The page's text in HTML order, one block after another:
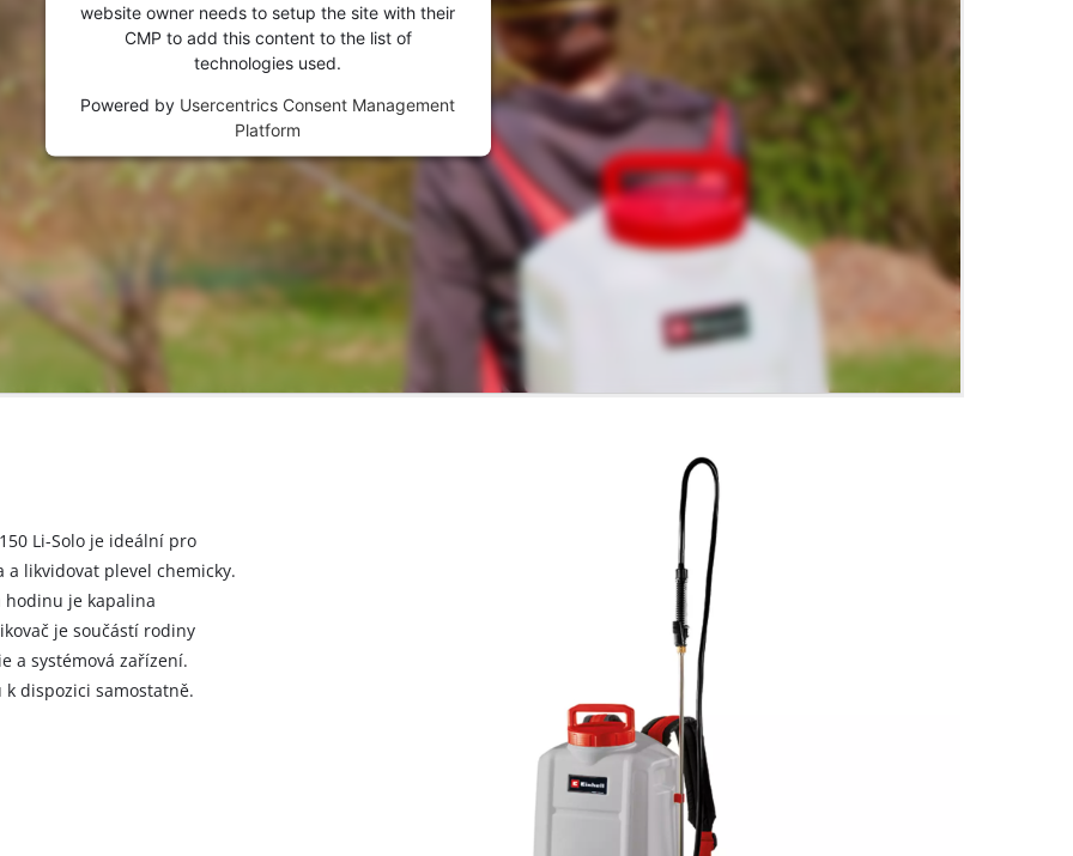
website owner needs to setup the site with their
CMP to add this content to the list of
technologies used.
Powered by Usercentrics Consent Management
Platform
Li-Solo je ideální pro
likvidovat plevel chemicky.
hodinu je kapalina
je součástí rodiny
a systémová zařízení.
dispozici samostatně.